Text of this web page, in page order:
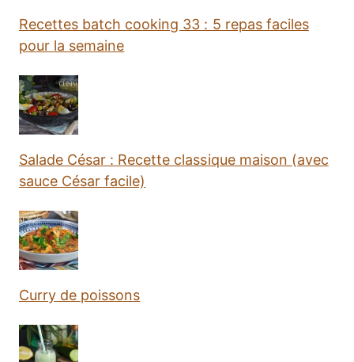
Recettes batch cooking 33 : 5 repas faciles
pour la semaine
Salade César : Recette classique maison (avec
sauce César facile)
Curry de poissons